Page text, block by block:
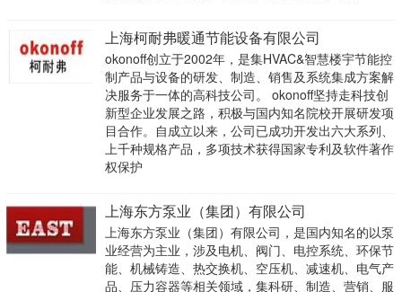
上海柯耐弗暖通节能设备有限公司
okonoff创立于2002年，是集HVAC&智慧楼宇节能控
制产品与设备的研发、制造、销售及系统集成方案解
决服务于一体的高科技公司。 okonoff坚持走科技创
新型企业发展之路，积极与国内知名院校开展研发项
目合作。自成立以来，公司已成功开发出六大系列、
上千种规格产品，多项技术获得国家专利及软件著作
权保护
上海东方泵业（集团）有限公司
上海东方泵业（集团）有限公司，是国内知名的以泵
业经营为主业，涉及电机、阀门、电控系统、环保节
能、机械铸造、热交换机、空压机、减速机、电气产
品、压力容器等相关领域，集科研、制造、营销、服